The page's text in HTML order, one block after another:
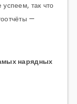
так что
—
нарядных